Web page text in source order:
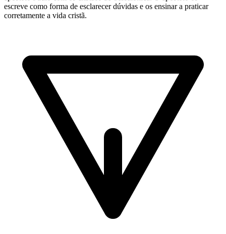
escreve como forma de esclarecer dúvidas e os ensinar a praticar
corretamente a vida cristã.